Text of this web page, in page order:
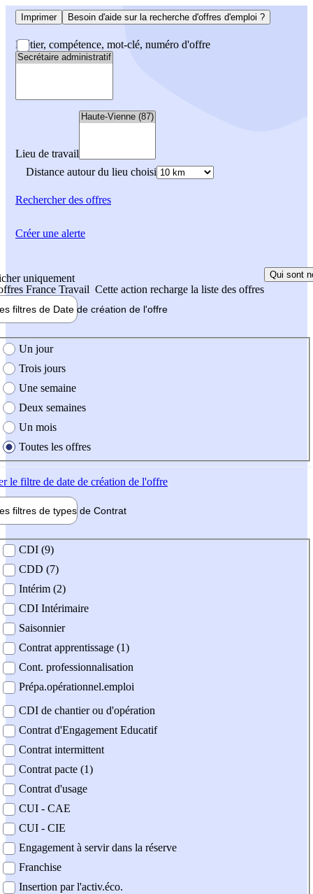
Imprimer Besoin d'aide sur la recherche d'offres d'emploi ?
Métier, compétence, mot-clé, numéro d'offre
Lieu de travail
Distance autour du lieu choisi
Rechercherdes offres
uniquement
France Travail Cette action recharge la liste des offres
Qui sont
filtres de Date de création de l'offre
création de l'offre
Un jour
Trois jours
Une semaine
Deux semaines
Un mois
Toutes les offres
le filtre de date de création de l'offre
filtres de types de Contrat
contrat
CDI (9)
CDD (7)
Intérim (2)
CDI Intérimaire
Saisonnier
Contrat apprentissage (1)
Cont. professionnalisation
Prépa.opérationnel.emploi
CDI de chantier ou d'opération
Contrat d'Engagement Educatif
Contrat intermittent
Contrat pacte (1)
Contrat d'usage
CUI - CAE
CUI - CIE
Engagement à servir dans la réserve
Franchise
Insertion par l'activ.éco.
Créer une alerte